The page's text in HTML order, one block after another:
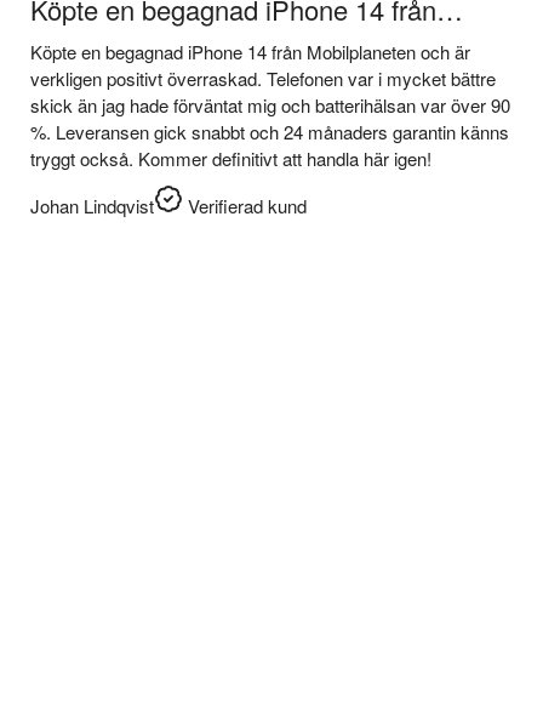
Köpte en begagnad iPhone 14 från…
Köpte en begagnad iPhone 14 från Mobilplaneten och är
verkligen positivt överraskad. Telefonen var i mycket bättre
skick än jag hade förväntat mig och batterihälsan var över 90
%. Leveransen gick snabbt och 24 månaders garantin känns
tryggt också. Kommer definitivt att handla här igen!
Johan Lindqvist
Verifierad kund